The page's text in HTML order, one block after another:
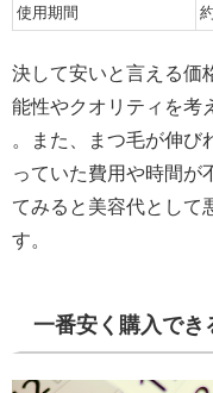
使用期間
決して安いと言える価
能性やクオリティを考
。また、まつ毛が伸び
っていた費用や時間が
てみると美容代として
す。
一番安く購入でき